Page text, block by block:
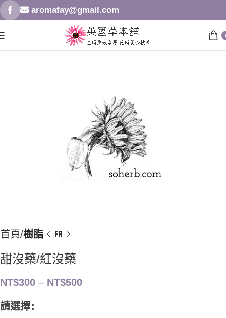
aromafay@gmail.com
首頁 樹脂
甜沒藥/紅沒藥
NT$300 – NT$500
請選擇